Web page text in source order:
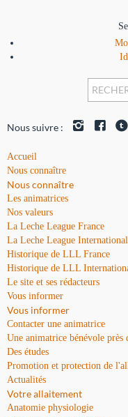
Nous suivre :
Accueil
Nous connaître
Nous connaître
Les animatrices
Nos valeurs
La Leche League France
La Leche League International
Historique de LLL France
Historique de LLL
Le site et ses rédacteurs
Vous informer
Vous informer
Contacter une animatrice
Une animatrice bénévole près
Des études
Promotion et protection de
Actualités
Votre allaitement
Anatomie physiologie